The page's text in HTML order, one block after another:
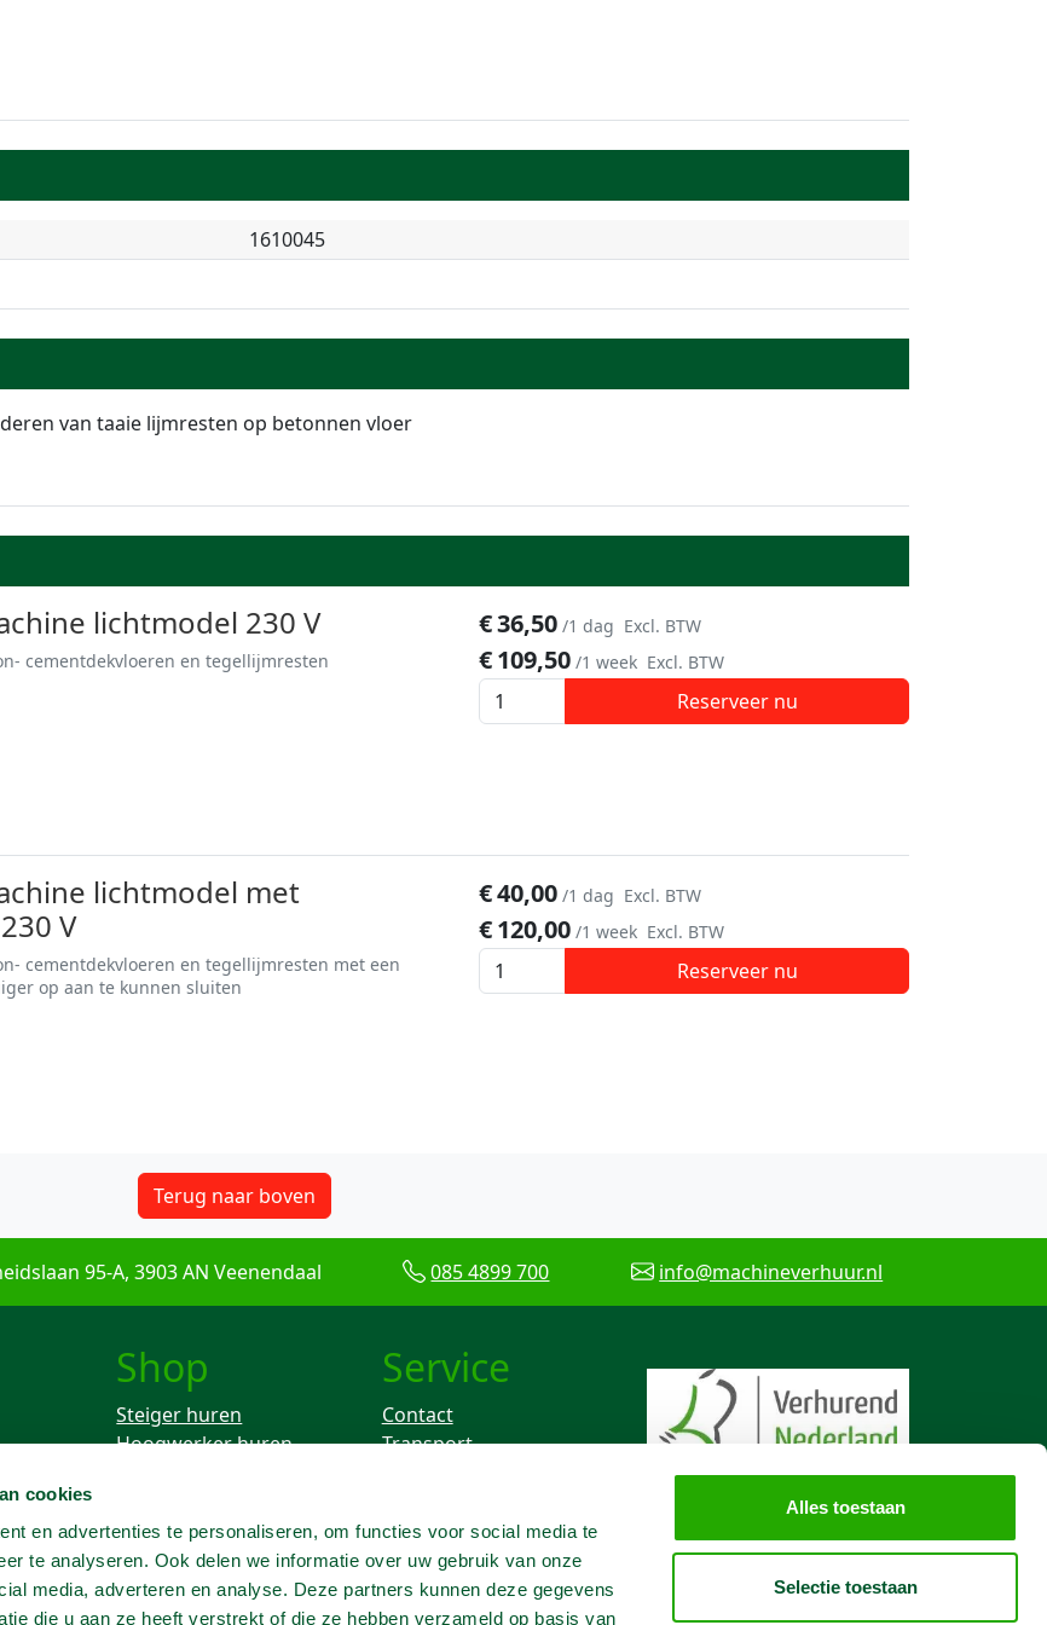
cookies
en advertenties te personaliseren, om functies voor social media te
te analyseren. Ook delen we informatie over uw gebruik van onze
media, adverteren en analyse. Deze partners kunnen deze gegevens
die u aan ze heeft verstrekt of die ze hebben verzameld op basis van
Alles toestaan
Selectie toestaan
1610045
van taaie lijmresten op betonnen vloer
€36,50 /1 dag Excl. BTW
€109,50 /1 week Excl. BTW
Reserveer nu
lichtmodel 230 V
cementdekvloeren en tegellijmresten
€40,00 /1 dag Excl. BTW
€120,00 /1 week Excl. BTW
Reserveer nu
lichtmodel met
V
cementdekvloeren en tegellijmresten met een
op aan te kunnen sluiten
Terug naar boven
95-A, 3903 AN Veenendaal 085 4899 700 info@machineverhuur.nl
Shop
Steiger huren
Hoogwerker huren
Knikarm hoogwerker
huren
Telescoophoogwerker
huren
Service
Contact
Transport